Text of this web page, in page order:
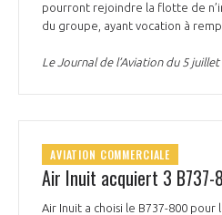
pourront rejoindre la flotte de
du groupe, ayant vocation à
Le Journal de l’Aviation du 5 juillet
AVIATION COMMERCIALE
Air Inuit acquiert 3 B737-
Air Inuit a choisi le B737-800 pour